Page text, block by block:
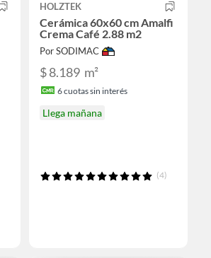
HOLZTEK
Cerámica 60x60 cm Amalfi
Crema Café 2.88 m2
Por SODIMAC
$ 8.189 m²
6cuotas sin interés
Llega mañana
(4)